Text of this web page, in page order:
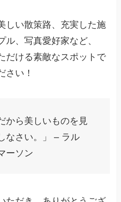
しい散策路、充実した施
、写真愛好家など、
だける素敵なスポットで
さい！
から美しいものを見
なさい。」 – ラル
ーソン